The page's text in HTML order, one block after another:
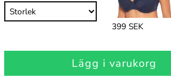
399 SEK
Lägg i varukorg